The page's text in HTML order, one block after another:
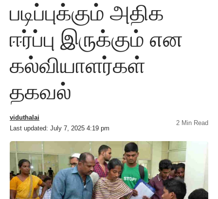
படிப்புக்கும் அதிக
ஈர்ப்பு இருக்கும் என
கல்வியாளர்கள்
தகவல்
Last updated: July 7, 2025 4:19 pm
viduthalai
2 Min Read